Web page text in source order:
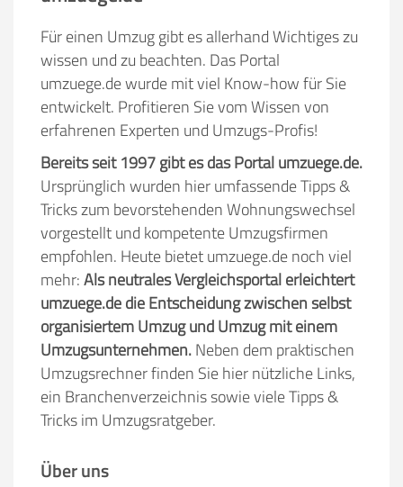
Für einen Umzug gibt es allerhand Wichtiges zu
wissen und zu beachten. Das Portal
umzuege.de wurde mit viel Know-how für Sie
entwickelt. Profitieren Sie vom Wissen von
erfahrenen Experten und Umzugs-Profis!
Bereits seit 1997 gibt es das Portal umzuege.de.
Ursprünglich wurden hier umfassende Tipps &
Tricks zum bevorstehenden Wohnungswechsel
vorgestellt und kompetente Umzugsfirmen
empfohlen. Heute bietet umzuege.de noch viel
mehr:Als neutrales Vergleichsportal erleichtert
umzuege.de die Entscheidung zwischen selbst
organisiertem Umzug und Umzug mit einem
Umzugsunternehmen.Neben dem praktischen
Umzugsrechner finden Sie hier nützliche Links,
ein Branchenverzeichnis sowie viele Tipps &
Tricks im Umzugsratgeber.
Über uns